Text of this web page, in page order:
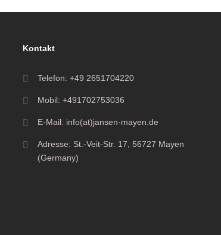
Kontakt
Telefon: +49 2651704220
Mobil: +491702753036
E-Mail: info(at)jansen-mayen.de
Adresse: St.-Veit-Str. 17, 56727 Mayen
(Germany)